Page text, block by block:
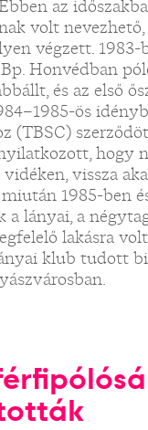
az
volt
végzett.
Honvédban
és az első
ös
(TBSC)
hogy
vissza
1985-ben
a lányai, a
lakásra
klub tudott